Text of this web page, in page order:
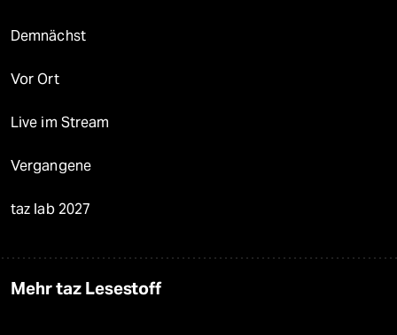
Demnächst
Vor Ort
Live im Stream
Vergangene
taz lab 2027
Mehr taz Lesestoff